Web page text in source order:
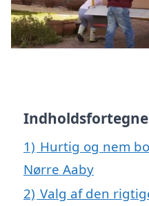
1) Hurtig og nem
Nørre Aaby
2) Valg af den